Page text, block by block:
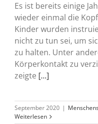
Es ist bereits einige
wieder einmal die
Kinder wurden
nicht zu tun sei, um
zu halten. Unter
Körperkontakt zu
zeigte [...]
September 2020 |
Weiterlesen